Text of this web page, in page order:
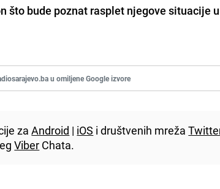
što bude poznat rasplet njegove situacije
u omiljene Google izvore
zaAndroid | iOS i društvenih mreža
Viber Chata.